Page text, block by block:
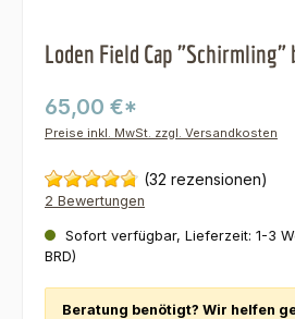
Loden Field Cap "Schirmling"
65,00 €*
Preise inkl. MwSt. zzgl. Versandkosten
(32 rezensionen)
2 Bewertungen
Sofort verfügbar, Lieferzeit: 1-3
BRD)
Beratung benötigt? Wir helfen